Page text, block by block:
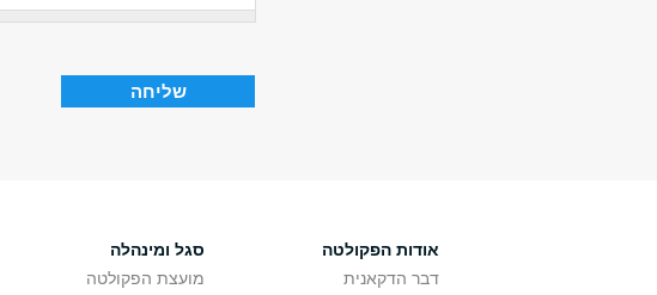
אודות הפקולטה
דבר הדקאנית
סגל ומינהלה
מועצת הפקולטה